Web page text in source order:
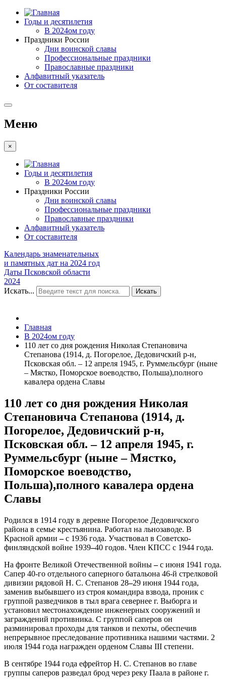
Годы и десятилетия
В 2024ом году
Праздники России
Дни воинской славы
Профессиональные праздники
Православные праздники
Алфавитный указатель
От составителя
Меню
×
Годы и десятилетия
В 2024ом году
Праздники России
Дни воинской славы
Профессиональные праздники
Православные праздники
Алфавитный указатель
От составителя
Календарь знаменательных
и памятных дат на 2024 год
Даты Псковской области
2024
Искать...
Искать
Главная
В 2024ом году
110 лет со дня рождения Николая Степановича
Степанова (1914, д. Погорелое, Дедовичский р-н,
Псковская обл. – 12 апреля 1945, г. Руммельсбург (ныне
– Мястко, Поморское воеводство, Польша),полного
кавалера ордена Славы
110 лет со дня рождения Николая
Степановича Степанова (1914, д.
Погорелое, Дедовичский р-н,
Псковская обл. – 12 апреля 1945, г.
Руммельсбург (ныне – Мястко,
Поморское воеводство,
Польша),полного кавалера ордена
Славы
Родился в 1914 году в деревне Погорелое Дедовичского
района в семье крестьянина. Работал на льнозаводе. В
Красной армии–с 1936 года. Участвовал в Советско-
финляндской войне 1939–40 годов. Член КПСС с 1944 года.
На фронте Великой Отечественной войны–с июня 1941 года.
Сапер 40-го отдельного саперного батальона 46-й стрелковой
дивизии рядовой Н. С. Степанов 28–29 июня 1944 года,
заменив выбывшего из строя командира взвода, проник с
группой разведчиков в тыл врага севернее г. Выборга и
установил местонахождение инженерных сооружений и
заграждений противника. С группой саперов он
разминировал проходы для танков и пехоты, обеспечив
непрерывное преследование противника нашими частями. 2
июля 1944 года награжден орденом Славы III степени.
В сентябре 1944 года ефрейтор Н. С. Степанов во главе
группы саперов разведал брод через реку Паала в районе г.